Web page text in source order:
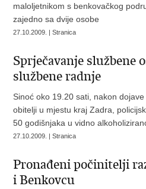
maloljetnikom s benkovačkog
zajedno sa dvije osobe
27.10.2009. | Stranica
Sprječavanje službene
službene radnje
Sinoć oko 19.20 sati, nakon
obitelji u mjestu kraj Zadra,
50 godišnjaka u vidno
27.10.2009. | Stranica
Pronađeni počinitelji
i Benkovcu